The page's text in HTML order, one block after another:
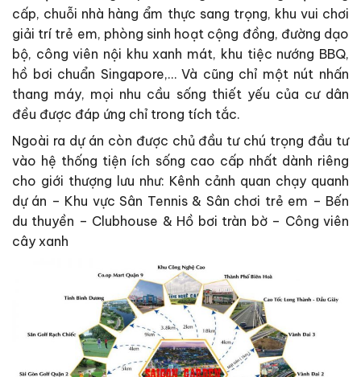
cấp, chuỗi nhà hàng ẩm thực sang trọng, khu vui chơi
giải trí trẻ em, phòng sinh hoạt cộng đồng, đường dạo
bộ, công viên nội khu xanh mát, khu tiệc nướng BBQ,
hồ bơi chuẩn Singapore,… Và cũng chỉ một nút nhấn
thang máy, mọi nhu cầu sống thiết yếu của cư dân
đều được đáp ứng chỉ trong tích tắc.
Ngoài ra dự án còn được chủ đầu tư chú trọng đầu tư
vào hệ thống tiện ích sống cao cấp nhất dành riêng
cho giới thượng lưu như: Kênh cảnh quan chạy quanh
dự án – Khu vực Sân Tennis & Sân chơi trẻ em – Bến
du thuyền – Clubhouse & Hồ bơi tràn bờ – Công viên
cây xanh